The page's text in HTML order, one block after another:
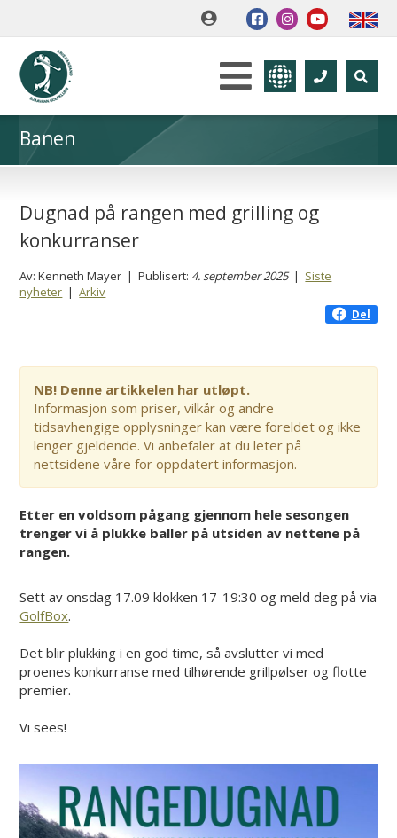
Banen
Dugnad på rangen med grilling og
konkurranser
Av: Kenneth Mayer | Publisert: 4. september 2025| Siste
nyheter |Arkiv
Del
NB! Denne artikkelen har utløpt.
Informasjon som priser, vilkår og andre
tidsavhengige opplysninger kan være foreldet og ikke
lenger gjeldende. Vi anbefaler at du leter på
nettsidene våre for oppdatert informasjon.
Etter en voldsom pågang gjennom hele sesongen
trenger vi å plukke baller på utsiden av nettene på
rangen.
Sett av onsdag 17.09 klokken 17-19:30 og meld deg på via
GolfBox.
Det blir plukking i en god time, så avslutter vi med
proenes konkurranse med tilhørende grillpølser og flotte
premier.
Vi sees!